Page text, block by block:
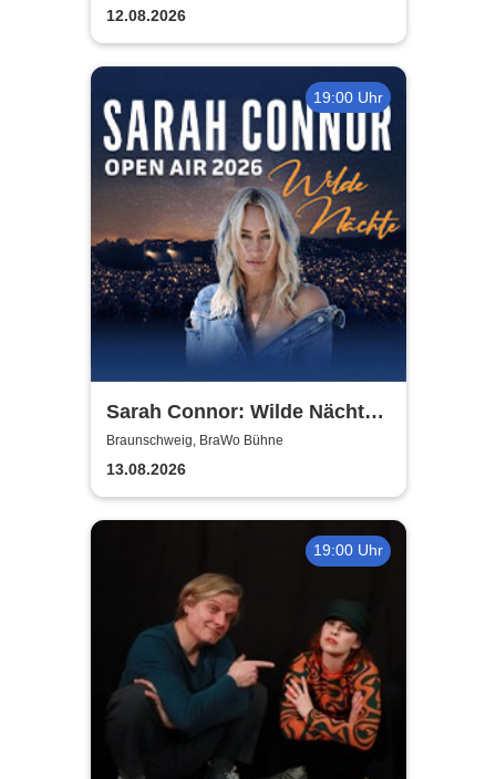
12.08.2026
19:00 Uhr
Sarah Connor: Wilde Nächte -
Open Air 2026
Braunschweig, BraWo Bühne
13.08.2026
19:00 Uhr